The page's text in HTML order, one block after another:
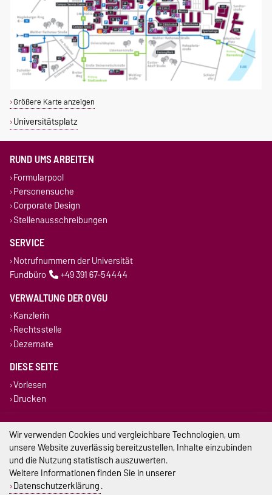
Größere Karte anzeigen
Universitätsplatz
RUND UMS ARBEITEN
Formularpool
Personensuche
Corporate Design
Stellenausschreibungen
SERVICE
Notrufnummern der Universität
Fundbüro
+49 391 67-54444
VERWALTUNG DER OVGU
Kanzlerin
Rechtsstelle
Dezernate
DIESE SEITE
Vorlesen
Drucken
Impressum
Datenschutz
Barrierefreiheit
Wir verwenden Cookies und vergleichbare Technologien, um
unsere Website zuverlässig bereitzustellen, Inhalte einzubinden
und die Nutzung statistisch auszuwerten.
Weitere Informationen finden Sie in unserer
Datenschutzerklärung.